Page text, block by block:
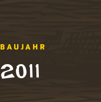
BAUJAHR
2011